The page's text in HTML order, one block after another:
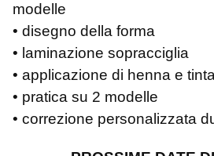
modelle
• disegno della forma
• laminazione sopracciglia
• applicazione di henna e tinta
• pratica su 2 modelle
• correzione personalizzata